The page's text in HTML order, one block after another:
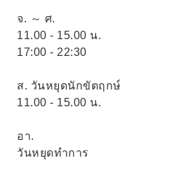
จ. ～ ศ.
11.00 - 15.00 น.
17:00 - 22:30
ส. วันหยุดนักขัตฤกษ์
11.00 - 15.00 น.
อา.
วันหยุดทำการ